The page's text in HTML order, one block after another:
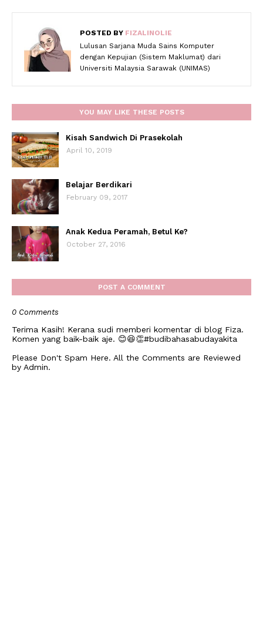
POSTED BY FIZALINOLIE
Lulusan Sarjana Muda Sains Komputer
dengan Kepujian (Sistem Maklumat) dari
Universiti Malaysia Sarawak (UNIMAS)
YOU MAY LIKE THESE POSTS
Kisah Sandwich Di Prasekolah
April 10, 2019
Belajar Berdikari
February 09, 2017
Anak Kedua Peramah, Betul Ke?
October 27, 2016
POST A COMMENT
0 Comments
Terima Kasih! Kerana sudi memberi komentar di blog Fiza.
Komen yang baik-baik aje. 😊😆👏#budibahasabudayakita
Please Don't Spam Here. All the Comments are Reviewed
by Admin.